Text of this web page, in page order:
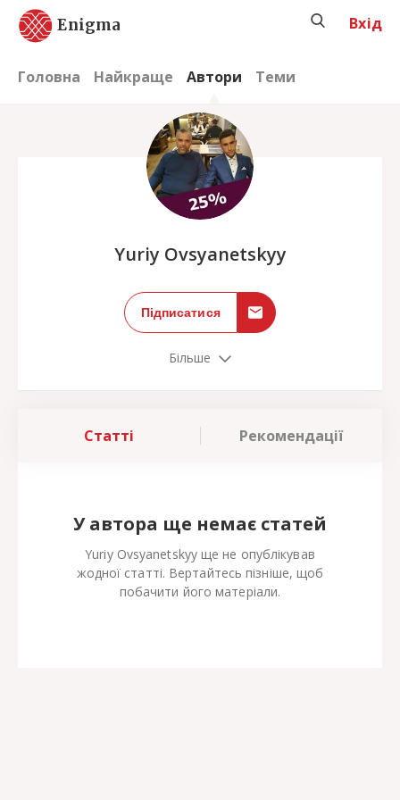
Enigma
Головна Найкраще Автори Теми
Вхід
Yuriy Ovsyanetskyy
Підписатися
Більше
Статті Рекомендації
У автора ще немає статей
Yuriy Ovsyanetskyy ще не опублікував
жодної статті. Вертайтесь пізніше, щоб
побачити його матеріали.